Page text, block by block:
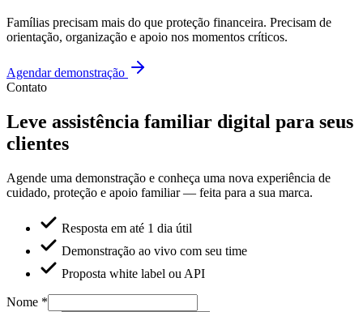
Famílias precisam mais do que proteção financeira. Precisam de
orientação, organização e apoio nos momentos críticos.
Agendar demonstração
Contato
Leve assistência familiar digital para seus
clientes
Agende uma demonstração e conheça uma nova experiência de
cuidado, proteção e apoio familiar — feita para a sua marca.
Resposta em até 1 dia útil
Demonstração ao vivo com seu time
Proposta white label ou API
Nome *